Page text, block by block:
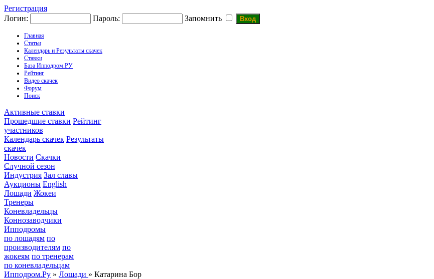
Регистрация
Логин:
Пароль: Запомнить
Главная
Статьи
Календарь и Результаты скачек
Ставки
База Ипподром.РУ
Рейтинг
Видео скачек
Форум
Поиск
Активные ставки
Прошедшие ставки Рейтинг
участников
Календарь скачек Результаты
скачек
Новости Скачки
Случной сезон
Индустрия Зал славы
Аукционы English
Лошади Жокеи
Тренеры
Коневладельцы
Коннозаводчики
Ипподромы
по лошадям по
производителям по
жокеям по тренерам
по коневладельцам
Ипподром.Ру » Лошади » Катарина Бор